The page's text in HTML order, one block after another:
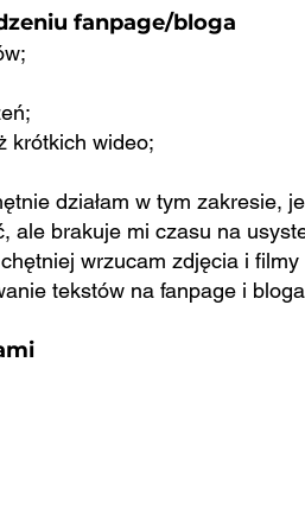
fanpage/bloga
krótkich wideo;
działam w tym zakresie,
ale brakuje mi czasu na
wrzucam zdjęcia i
tekstów na fanpage i